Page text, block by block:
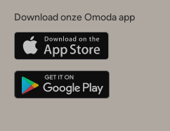
Belgique(Français)
Deutschland
Download onze Omoda app